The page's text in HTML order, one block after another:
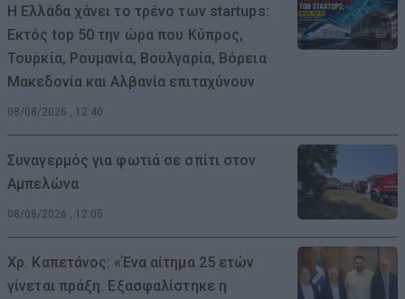
Η Ελλάδα χάνει το τρένο των startups:
Εκτός top 50 την ώρα που Κύπρος,
Τουρκία, Ρουμανία, Βουλγαρία, Βόρεια
Μακεδονία και Αλβανία επιταχύνουν
08/08/2026 , 12:40
Συναγερμός για φωτιά σε σπίτι στον
Αμπελώνα
08/08/2026 , 12:05
Χρ. Καπετάνος: «Ένα αίτημα 25 ετών
γίνεται πράξη. Εξασφαλίστηκε η